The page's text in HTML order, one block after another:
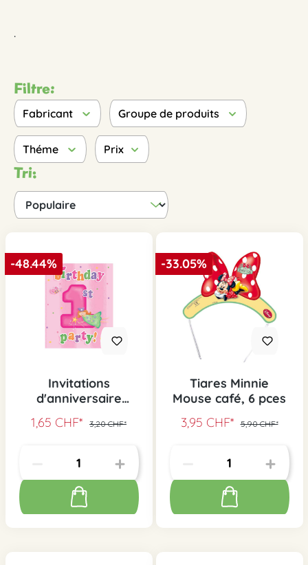
.
Filtre:
Fabricant Groupe de produits
Théme Prix
Tri:
-48.44%
Invitations
d'anniversaire
anniversaire rose, 8
1,65 CHF* 3,20 CHF*
-33.05%
Tiares Minnie
Mouse café, 6 pces
3,95 CHF*
5,90 CHF*